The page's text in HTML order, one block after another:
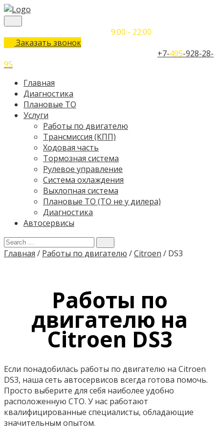
9:00 - 22:00
Заказать звонок
+7-495-928-28-
95
Главная
Диагностика
Плановые ТО
Услуги
Работы по двигателю
Трансмиссия (КПП)
Ходовая часть
Тормозная система
Рулевое управление
Система охлаждения
Выхлопная система
Плановые ТО (ТО не у дилера)
Диагностика
Автосервисы
Главная / Работы по двигателю /Citroen / DS3
Работы по
двигателю на
Citroen DS3
Если понадобилась работы по двигателю на Citroen
DS3, наша сеть автосервисов всегда готова помочь.
Просто выберите для себя наиболее удобно
расположенную СТО. У нас работают
квалифицированные специалисты, обладающие
значительным опытом.